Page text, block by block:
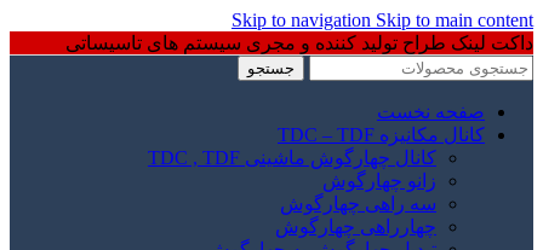
Skip to navigation Skip to main content
داکت لینک طراح تولید کننده و مجری سیستم های تاسیساتی
جستجو
صفحه نخست
کانال مکانیزه TDC – TDF
کانال چهارگوش ماشینی TDC , TDF
زانو چهارگوش
سه راهی چهارگوش
چهارراهی چهارگوش